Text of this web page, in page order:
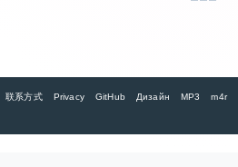
联系方式 Privacy GitHub Дизайн MP3 m4r